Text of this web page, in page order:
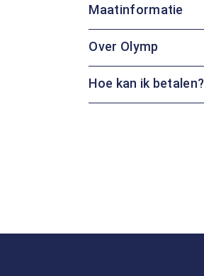
Maatinformatie
Over Olymp
Hoe kan ik betalen?